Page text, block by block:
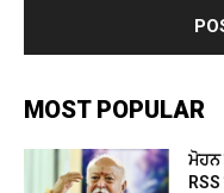
MOST POPULAR
ਮੋਹਨ